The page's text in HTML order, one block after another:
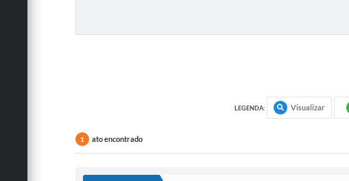
LEGENDA: Visualizar
1 ato encontrado